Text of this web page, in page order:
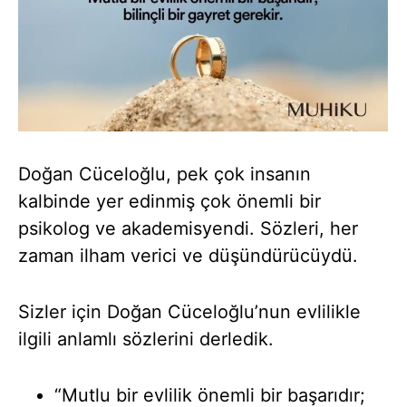
Doğan Cüceloğlu, pek çok insanın
kalbinde yer edinmiş çok önemli bir
psikolog ve akademisyendi. Sözleri, her
zaman ilham verici ve düşündürücüydü.
Sizler için Doğan Cüceloğlu’nun evlilikle
ilgili anlamlı sözlerini derledik.
“Mutlu bir evlilik önemli bir başarıdır;